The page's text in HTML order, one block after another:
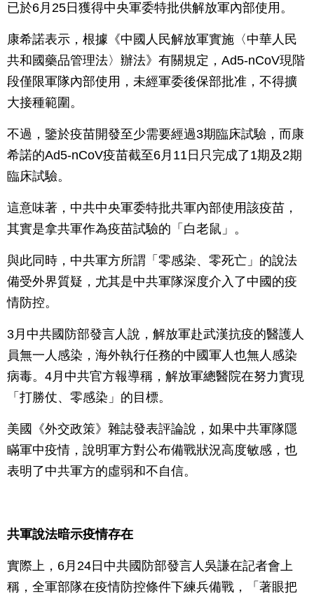
已於6月25日獲得中央軍委特批供解放軍內部使用。
康希諾表示，根據《中國人民解放軍實施〈中華人民
共和國藥品管理法〉辦法》有關規定，Ad5-nCoV現階
段僅限軍隊內部使用，未經軍委後保部批准，不得擴
大接種範圍。
不過，鑒於疫苗開發至少需要經過3期臨床試驗，而康
希諾的Ad5-nCoV疫苗截至6月11日只完成了1期及2期
臨床試驗。
這意味著，中共中央軍委特批共軍內部使用該疫苗，
其實是拿共軍作為疫苗試驗的「白老鼠」。
與此同時，中共軍方所謂「零感染、零死亡」的說法
備受外界質疑，尤其是中共軍隊深度介入了中國的疫
情防控。
3月中共國防部發言人說，解放軍赴武漢抗疫的醫護人
員無一人感染，海外執行任務的中國軍人也無人感染
病毒。4月中共官方報導稱，解放軍總醫院在努力實現
「打勝仗、零感染」的目標。
美國《外交政策》雜誌發表評論說，如果中共軍隊隱
瞞軍中疫情，說明軍方對公布備戰狀況高度敏感，也
表明了中共軍方的虛弱和不自信。
共軍說法暗示疫情存在
實際上，6月24日中共國防部發言人吳謙在記者會上
稱，全軍部隊在疫情防控條件下練兵備戰，「著眼把